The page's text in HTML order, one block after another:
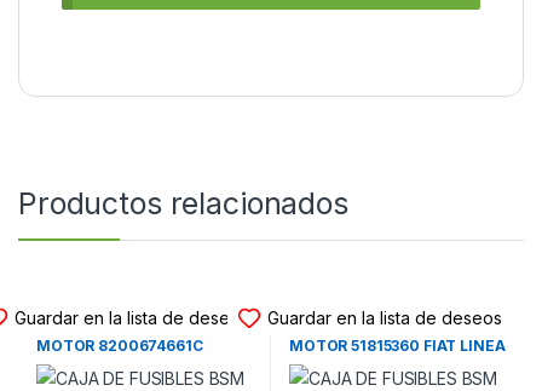
Productos relacionados
Guardar en la lista de deseos
CAJA DE FUSIBLES BSM DEL
MOTOR 8200674661C
RENAULT CLIO III – RENAULT
MODUS 1.5 DCI (2006-2012)
Guardar en la lista de deseos
CAJA DE FUSIBLES BSM DEL
MOTOR 51815360 FIAT LINEA
(2007-2017)